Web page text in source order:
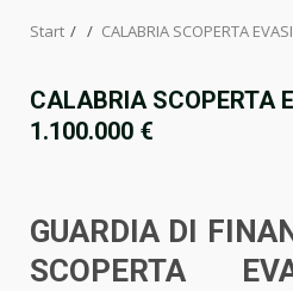
Start CALABRIA SCOPERTA
CALABRIA SCOPERTA
1.100.000 €
GUARDIA DI
SCOPERTA